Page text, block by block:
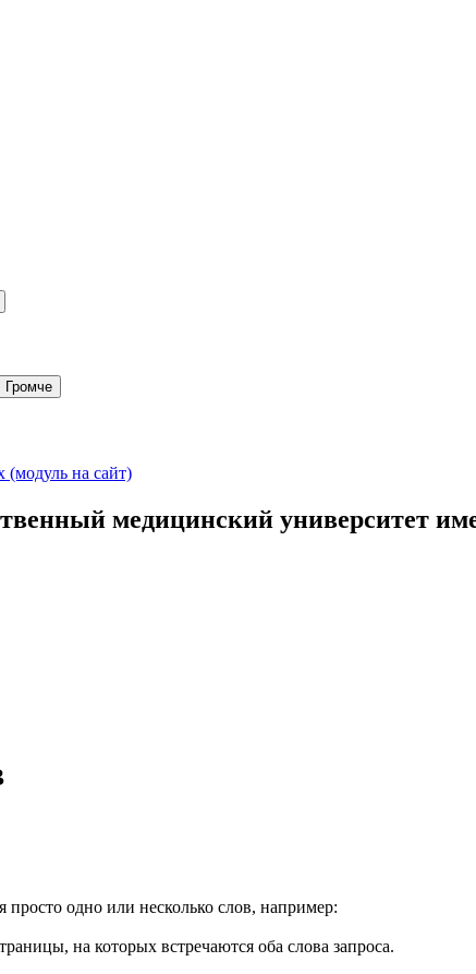
Громче
на сайт)
медицинский университет
просто одно или несколько слов, например:
на которых встречаются оба слова запроса.